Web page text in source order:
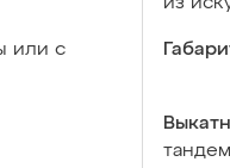
или с